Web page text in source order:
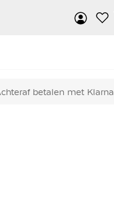
betalen met Klarna